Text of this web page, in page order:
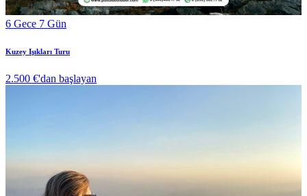
6 Gece 7 Gün
Kuzey Işıkları Turu
2.500 €'dan başlayan